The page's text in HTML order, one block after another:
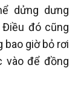
dửng dưng
đó cũng
bao giờ bỏ rơi
vào để đồng